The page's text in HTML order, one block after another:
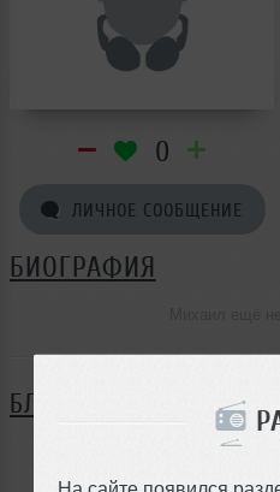
На сайте появился
0
ЛИЧНОЕ СООБЩЕНИЕ
БИОГРАФИЯ
БЛОГ